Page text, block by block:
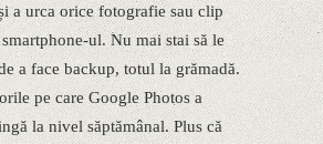
a urca orice fotografie sau clip
ul. Nu mai stai să le
a face backup, totul la grămadă.
pe care Google Photos a
la nivel săptămânal. Plus că